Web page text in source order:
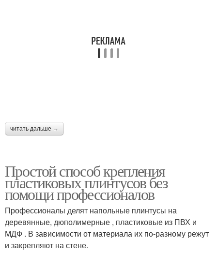
читать дальше →
Простой способ крепления
пластиковых плинтусов без
помощи профессионалов
Профессионалы делят напольные плинтусы на
деревянные, дюполимерные , пластиковые из ПВХ и
МДФ . В зависимости от материала их по-разному режут
и закрепляют на стене.